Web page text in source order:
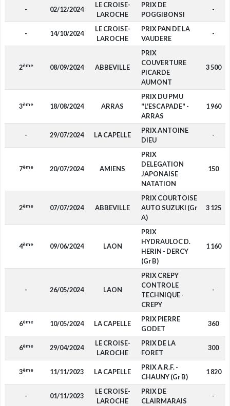
- 02/12/2024
LE CROISE-
LAROCHE
PRIX DE
POGGIBONSI
-
- 14/10/2024
LE CROISE-
LAROCHE
PRIX PAN DE LA
VAUDERE
-
2ème 08/09/2024 ABBEVILLE
PRIX
COUVERTURE
PICARDE
AUMONT
3 500
3ème 18/08/2024 ARRAS
PRIX DU PMU
"L'ESCAPADE" -
ARRAS
1 960
- 29/07/2024 LA CAPELLE
PRIX ANTOINE
DIEU
-
7ème 20/07/2024 AMIENS
PRIX
DELEGATION
JAPONAISE
NATATION
150
2ème 07/07/2024 ABBEVILLE
PRIX COURTOISE
AUTO SUZUKI (Gr
A)
3 125
4ème 09/06/2024 LAON
PRIX
HYDRAULOC D.
HERIN - DERCY
(Gr B)
1 160
- 26/05/2024 LAON
PRIX CREPY
CONTROLE
TECHNIQUE -
CREPY
-
6ème 10/05/2024 LA CAPELLE
PRIX PIERRE
GODET
360
6ème 29/04/2024
LE CROISE-
LAROCHE
PRIX DE LA
FORET
300
3ème 11/11/2023 LA CAPELLE
PRIX A.R.F. -
CHAUNY (Gr B)
1 820
- 01/11/2023
LE CROISE-
LAROCHE
PRIX DE
CLAIRMARAIS
-